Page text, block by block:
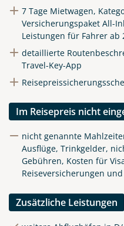
7 Tage Mietwagen,
Versicherungspaket All-
Leistungen für Fahrer ab
detaillierte
Travel-Key-App
Im Reisepreis nicht
nicht genannte
Ausflüge, Trinkgelder,
Gebühren, Kosten für
Reiseversicherungen
Zusätzliche Leistungen